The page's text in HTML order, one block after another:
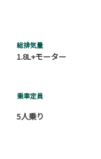
総排気量
1.8L+モーター
乗車定員
5人乗り